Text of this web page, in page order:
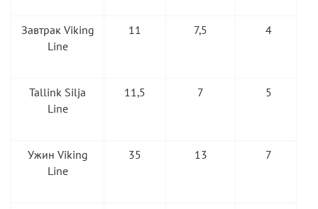
Завтрак Viking
Line
11 7,5 4
Tallink Silja
Line
11,5 7 5
Ужин Viking
Line
35 13 7